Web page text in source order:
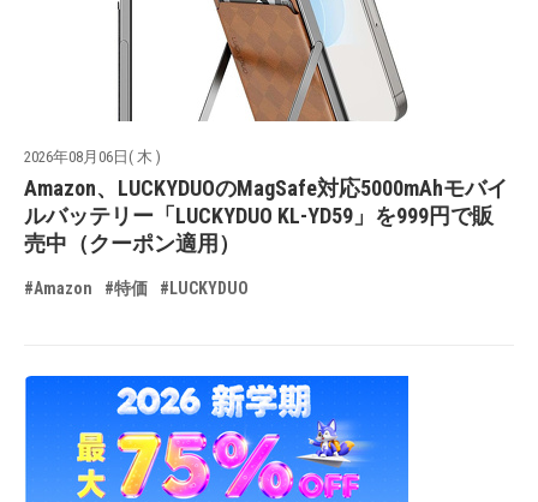
2026年08月06日( 木 )
Amazon、LUCKYDUOのMagSafe対応5000mAhモバイ
ルバッテリー「LUCKYDUO KL-YD59」を999円で販
売中（クーポン適用）
#Amazon #特価 #LUCKYDUO